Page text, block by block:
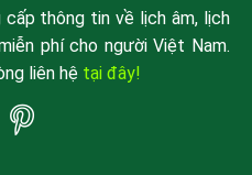
thông tin về lịch âm, lịch
phí cho người Việt Nam.
liên hệ tại đây!
Trang
Pinterest